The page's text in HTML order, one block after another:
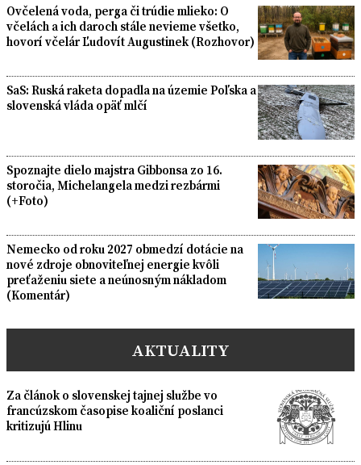
Ovčelená voda, perga či trúdie mlieko: O
včelách a ich daroch stále nevieme všetko,
hovorí včelár Ľudovít Augustinek (Rozhovor)
SaS: Ruská raketa dopadla na územie Poľska a
slovenská vláda opäť mlčí
Spoznajte dielo majstra Gibbonsa zo 16.
storočia, Michelangela medzi rezbármi
(+Foto)
Nemecko od roku 2027 obmedzí dotácie na
nové zdroje obnoviteľnej energie kvôli
preťaženiu siete a neúnosným nákladom
(Komentár)
AKTUALITY
Za článok o slovenskej tajnej službe vo
francúzskom časopise koaliční poslanci
kritizujú Hlinu